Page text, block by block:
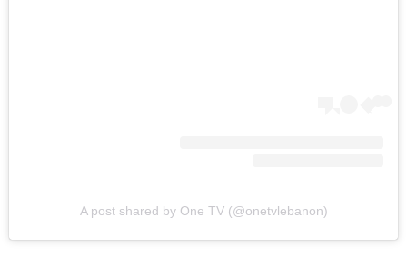
A post shared by One TV (@onetvlebanon)